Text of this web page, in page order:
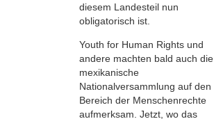
diesem Landesteil nun
obligatorisch ist.
Youth for Human Rights und
andere machten bald auch die
mexikanische
Nationalversammlung auf den
Bereich der Menschenrechte
aufmerksam. Jetzt, wo das